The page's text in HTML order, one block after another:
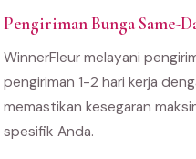
Pengiriman Bunga Same-
WinnerFleur melayani
pengiriman 1-2 hari kerja
memastikan kesegaran
spesifik Anda.